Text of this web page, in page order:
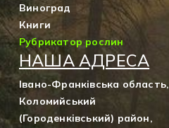
Виноград
Книги
Рубрикатор рослин
НАША АДРЕСА
Івано-Франківська область,
Коломийський
(Городенківський) район,